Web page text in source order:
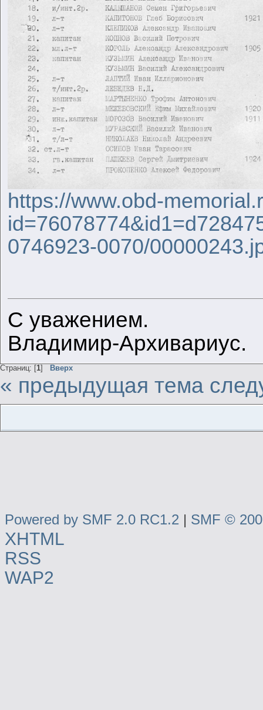
https://www.obd-
0746923-0070/
С уважением.
Владимир-Архивариус.
Страниц: [1] Вверх
« предыдущая тема
Powered by SMF 2.0 RC1.2 | SMF ©
XHTML
RSS
WAP2